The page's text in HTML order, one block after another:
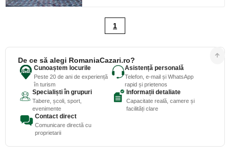
1
De ce să alegi RomaniaCazari.ro?
Cunoaștem locurile
Peste 20 de ani de experiență
în turism
Asistență personală
Telefon, e-mail și WhatsApp
rapid și prietenos
Specialiști în grupuri
Tabere, școli, sport,
evenimente
Informații detaliate
Capacitate reală, camere și
facilități clare
Contact direct
Comunicare directă cu
proprietarii